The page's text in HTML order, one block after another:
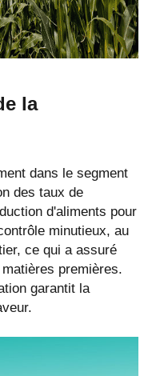
la
dans le segment
des taux de
d'aliments pour
minutieux, au
ce qui a assuré
premières.
garantit la